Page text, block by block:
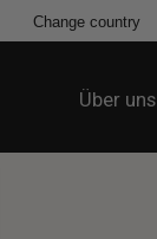
Über uns
Change country